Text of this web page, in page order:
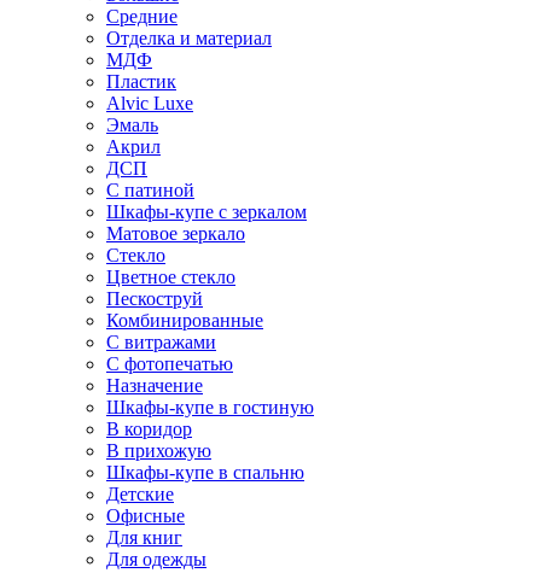
Средние
Отделка и материал
МДФ
Пластик
Alvic Luxe
Эмаль
Акрил
ДСП
С патиной
Шкафы-купе с зеркалом
Матовое зеркало
Стекло
Цветное стекло
Пескоструй
Комбинированные
С витражами
С фотопечатью
Назначение
Шкафы-купе в гостиную
В коридор
В прихожую
Шкафы-купе в спальню
Детские
Офисные
Для книг
Для одежды